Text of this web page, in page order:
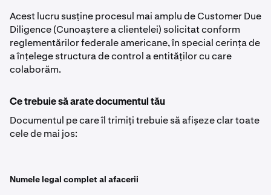
Acest lucru susține procesul mai amplu de Customer Due
Diligence (Cunoaștere a clientelei) solicitat conform
reglementărilor federale americane, în special cerința de
a înțelege structura de control a entităților cu care
colaborăm.
Ce trebuie să arate documentul tău
Documentul pe care îl trimiți trebuie să afișeze clar toate
cele de mai jos:
Numele legal complet al afacerii